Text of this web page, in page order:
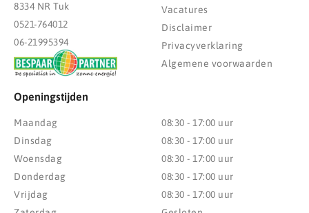
8334 NR Tuk
0521-764012
06-21995394
Vacatures
Disclaimer
Privacyverklaring
Algemene voorwaarden
Openingstijden
Maandag
Dinsdag
Woensdag
Donderdag
Vrijdag
08:30 - 17:00 uur
08:30 - 17:00 uur
08:30 - 17:00 uur
08:30 - 17:00 uur
08:30 - 17:00 uur